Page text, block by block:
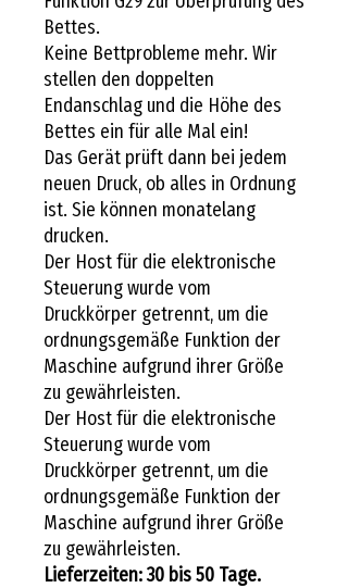
Bettes.
Keine Bettprobleme mehr. Wir
stellen den doppelten
Endanschlag und die Höhe des
Bettes ein für alle Mal ein!
Das Gerät prüft dann bei jedem
neuen Druck, ob alles in Ordnung
ist. Sie können monatelang
drucken.
Der Host für die elektronische
Steuerung wurde vom
Druckkörper getrennt, um die
ordnungsgemäße Funktion der
Maschine aufgrund ihrer Größe
zu gewährleisten.
Der Host für die elektronische
Steuerung wurde vom
Druckkörper getrennt, um die
ordnungsgemäße Funktion der
Maschine aufgrund ihrer Größe
zu gewährleisten.
Lieferzeiten: 30 bis 50 Tage.